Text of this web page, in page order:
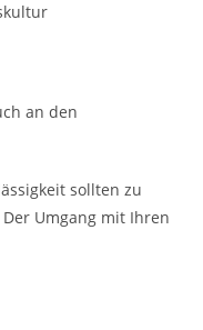
an den
sollten zu
Umgang mit Ihren